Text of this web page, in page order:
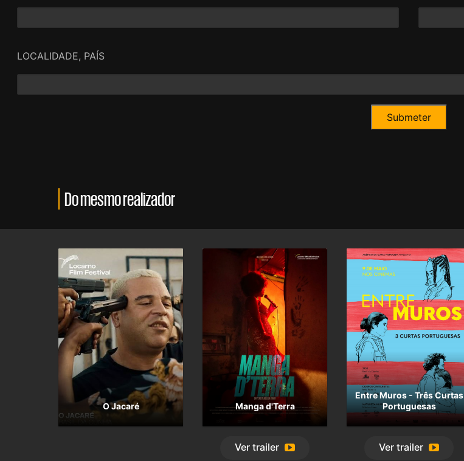
LOCALIDADE, PAÍS
Do mesmo realizador
O Jacaré Manga d'Terra
Ver trailer
Entre Muros - Três Curtas
Portuguesas
Ver trailer